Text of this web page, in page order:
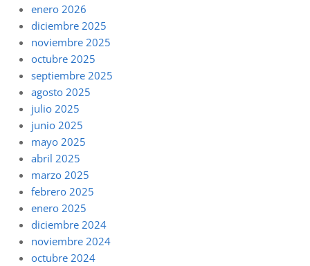
enero 2026
diciembre 2025
noviembre 2025
octubre 2025
septiembre 2025
agosto 2025
julio 2025
junio 2025
mayo 2025
abril 2025
marzo 2025
febrero 2025
enero 2025
diciembre 2024
noviembre 2024
octubre 2024